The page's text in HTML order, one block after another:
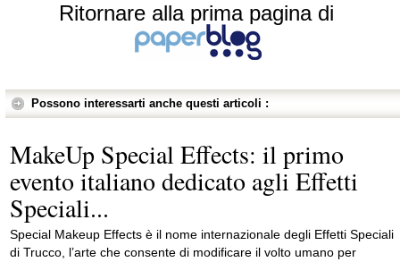
Ritornare alla prima pagina di
Possono interessarti anche questi articoli :
MakeUp Special Effects: il primo
evento italiano dedicato agli Effetti
Speciali...
Special Makeup Effects è il nome internazionale degli Effetti Speciali
di Trucco, l’arte che consente di modificare il volto umano per